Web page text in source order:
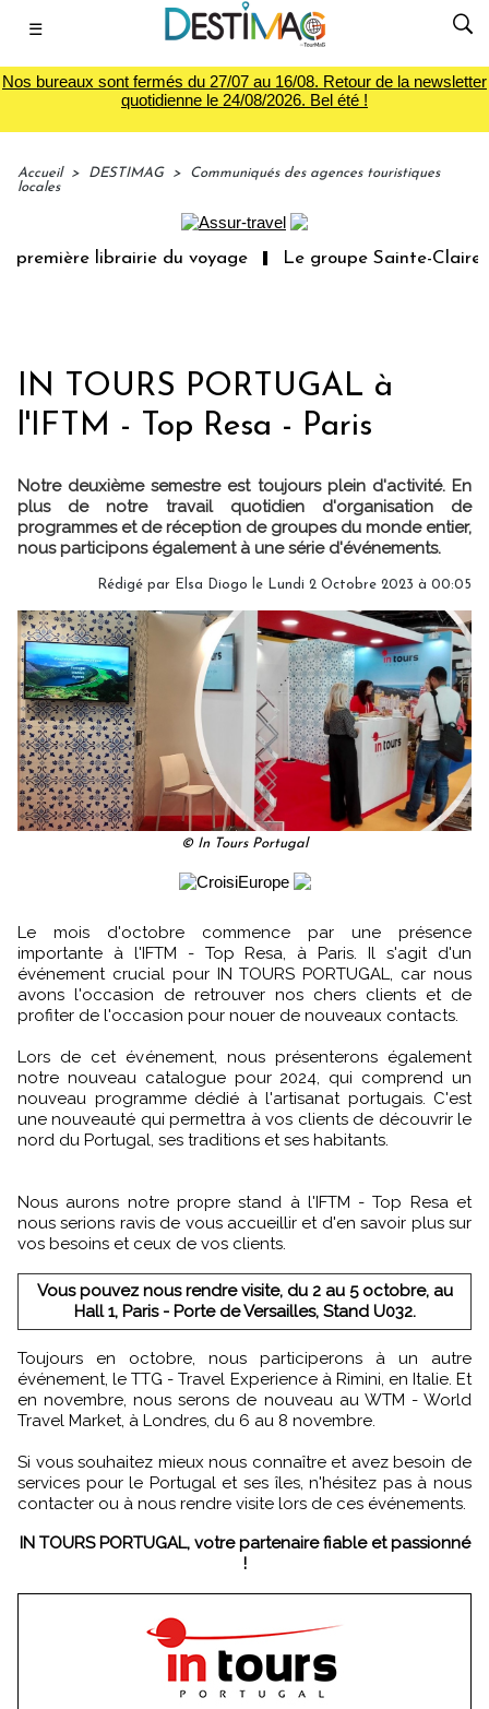
☰
Nos bureaux sont fermés du 27/07 au 16/08. Retour de la newsletter
quotidienne le 24/08/2026. Bel été !
Accueil > DESTIMAG >
Communiqués des agences touristiques
locales
librairie du voyage Le groupe Sainte-Claire
IN TOURS PORTUGAL à
l'IFTM - Top Resa - Paris
Notre deuxième semestre est toujours plein d'activité. En
plus de notre travail quotidien d'organisation de
programmes et de réception de groupes du monde entier,
nous participons également à une série d'événements.
Rédigé par Elsa Diogo le Lundi 2 Octobre 2023 à 00:05
© In Tours Portugal
Le mois d'octobre commence par une présence
importante à l'IFTM - Top Resa, à Paris. Il s'agit d'un
événement crucial pour IN TOURS PORTUGAL, car nous
avons l'occasion de retrouver nos chers clients et de
profiter de l'occasion pour nouer de nouveaux contacts.
Lors de cet événement, nous présenterons également
notre nouveau catalogue pour 2024, qui comprend un
nouveau programme dédié à l'artisanat portugais. C'est
une nouveauté qui permettra à vos clients de découvrir le
nord du Portugal, ses traditions et ses habitants.
Nous aurons notre propre stand à l'IFTM - Top Resa et
nous serions ravis de vous accueillir et d'en savoir plus sur
vos besoins et ceux de vos clients.
Vous pouvez nous rendre visite, du 2 au 5 octobre, au
Hall 1, Paris - Porte de Versailles, Stand U032.
Toujours en octobre, nous participerons à un autre
événement, le TTG - Travel Experience à Rimini, en Italie. Et
en novembre, nous serons de nouveau au WTM - World
Travel Market, à Londres, du 6 au 8 novembre.
Si vous souhaitez mieux nous connaître et avez besoin de
services pour le Portugal et ses îles, n'hésitez pas à nous
contacter ou à nous rendre visite lors de ces événements.
IN TOURS PORTUGAL, votre partenaire fiable et passionné
!